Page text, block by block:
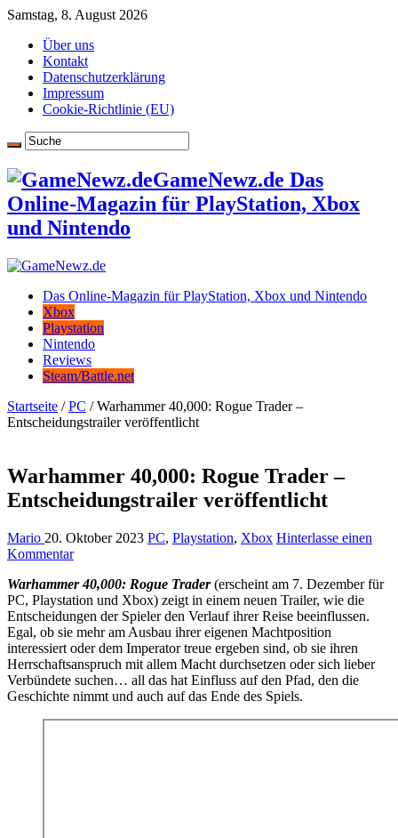
Samstag, 8. August 2026
Über uns
Kontakt
Datenschutzerklärung
Impressum
Cookie-Richtlinie (EU)
GameNewz.de Das
Online-Magazin für PlayStation, Xbox
und Nintendo
Das Online-Magazin für PlayStation, Xbox und Nintendo
Xbox
Playstation
Nintendo
Reviews
Steam/Battle.net
Startseite / PC / Warhammer 40,000: Rogue Trader –
Entscheidungstrailer veröffentlicht
Warhammer 40,000: Rogue Trader –
Entscheidungstrailer veröffentlicht
Mario 20. Oktober 2023 PC, Playstation, Xbox Hinterlasse einen
Kommentar
Warhammer 40,000: Rogue Trader(erscheint am 7. Dezember für
PC, Playstation und Xbox) zeigt in einem neuen Trailer, wie die
Entscheidungen der Spieler den Verlauf ihrer Reise beeinflussen.
Egal, ob sie mehr am Ausbau ihrer eigenen Machtposition
interessiert oder dem Imperator treue ergeben sind, ob sie ihren
Herrschaftsanspruch mit allem Macht durchsetzen oder sich lieber
Verbündete suchen… all das hat Einfluss auf den Pfad, den die
Geschichte nimmt und auch auf das Ende des Spiels.